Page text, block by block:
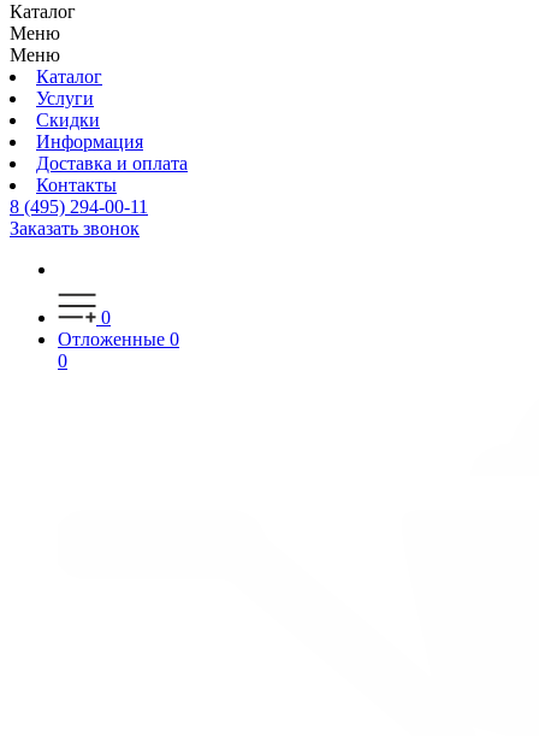
Каталог
Меню
Меню
Каталог
Услуги
Скидки
Информация
Доставка и оплата
Контакты
8 (495) 294-00-11
Заказать звонок
0
Отложенные 0
0